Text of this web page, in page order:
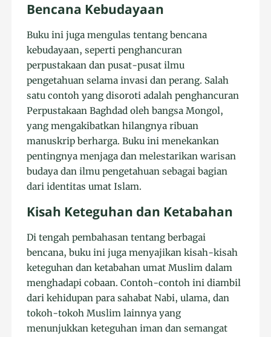
Bencana Kebudayaan
Buku ini juga mengulas tentang bencana
kebudayaan, seperti penghancuran
perpustakaan dan pusat-pusat ilmu
pengetahuan selama invasi dan perang. Salah
satu contoh yang disoroti adalah penghancuran
Perpustakaan Baghdad oleh bangsa Mongol,
yang mengakibatkan hilangnya ribuan
manuskrip berharga. Buku ini menekankan
pentingnya menjaga dan melestarikan warisan
budaya dan ilmu pengetahuan sebagai bagian
dari identitas umat Islam.
Kisah Keteguhan dan Ketabahan
Di tengah pembahasan tentang berbagai
bencana, buku ini juga menyajikan kisah-kisah
keteguhan dan ketabahan umat Muslim dalam
menghadapi cobaan. Contoh-contoh ini diambil
dari kehidupan para sahabat Nabi, ulama, dan
tokoh-tokoh Muslim lainnya yang
menunjukkan keteguhan iman dan semangat